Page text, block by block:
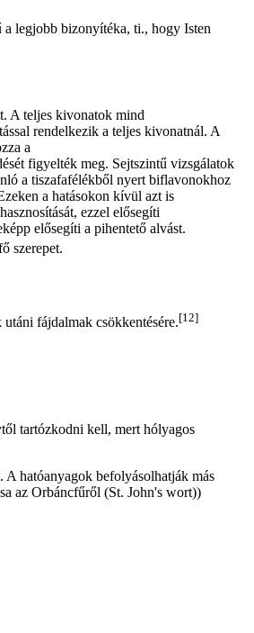
a legjobb bizonyítéka, ti., hogy Isten
A teljes kivonatok mind
rendelkezik a teljes kivonatnál. A
a
figyelték meg. Sejtszintű vizsgálatok
a tiszafafélékből nyert biflavonokhoz
a hatásokon kívül azt is
ezzel elősegíti
elősegíti a pihentető alvást.
szerepet.
fájdalmak csökkentésére.[12]
tartózkodni kell, mert hólyagos
hatóanyagok befolyásolhatják más
az Orbáncfűről (St. John's wort))